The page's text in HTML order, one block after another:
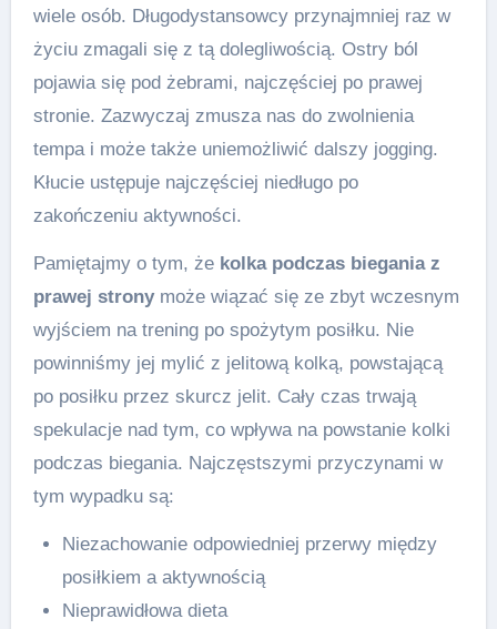
wiele osób. Długodystansowcy przynajmniej raz w
życiu zmagali się z tą dolegliwością. Ostry ból
pojawia się pod żebrami, najczęściej po prawej
stronie. Zazwyczaj zmusza nas do zwolnienia
tempa i może także uniemożliwić dalszy jogging.
Kłucie ustępuje najczęściej niedługo po
zakończeniu aktywności.
Pamiętajmy o tym, że kolka podczas biegania z
prawej strony może wiązać się ze zbyt wczesnym
wyjściem na trening po spożytym posiłku. Nie
powinniśmy jej mylić z jelitową kolką, powstającą
po posiłku przez skurcz jelit. Cały czas trwają
spekulacje nad tym, co wpływa na powstanie kolki
podczas biegania. Najczęstszymi przyczynami w
tym wypadku są:
Niezachowanie odpowiedniej przerwy między
posiłkiem a aktywnością
Nieprawidłowa dieta